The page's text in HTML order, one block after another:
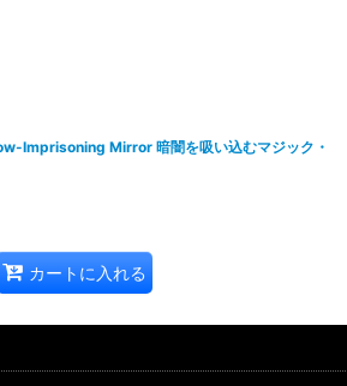
Imprisoning Mirror 暗闇を吸い込むマジック・
カートに入れる